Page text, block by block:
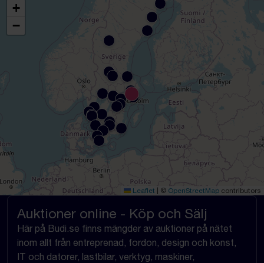
+
−
Leaflet © OpenStreetMap contributors
Auktioner online - Köp och Sälj
Här på Budi.se finns mängder av auktioner på nätet
inom allt från entreprenad, fordon, design och konst,
IT och datorer, lastbilar, verktyg, maskiner,